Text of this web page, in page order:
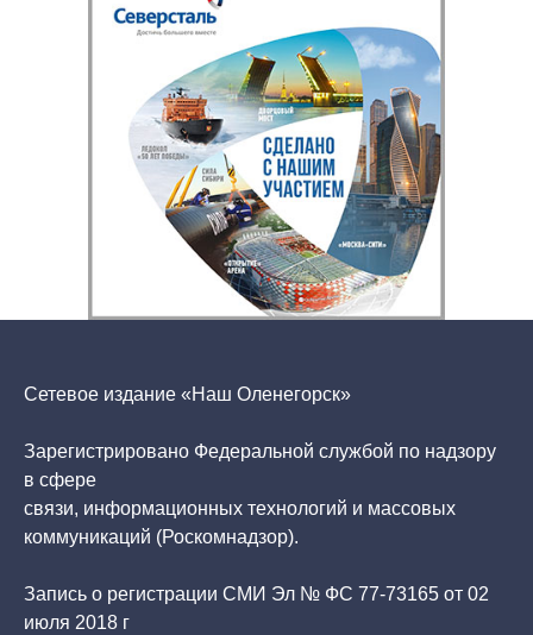
Сетевое издание «Наш Оленегорск»
Зарегистрировано Федеральной службой по надзору
в сфере
связи, информационных технологий и массовых
коммуникаций (Роскомнадзор).
Запись о регистрации СМИ Эл № ФС 77-73165 от 02
июля 2018 г